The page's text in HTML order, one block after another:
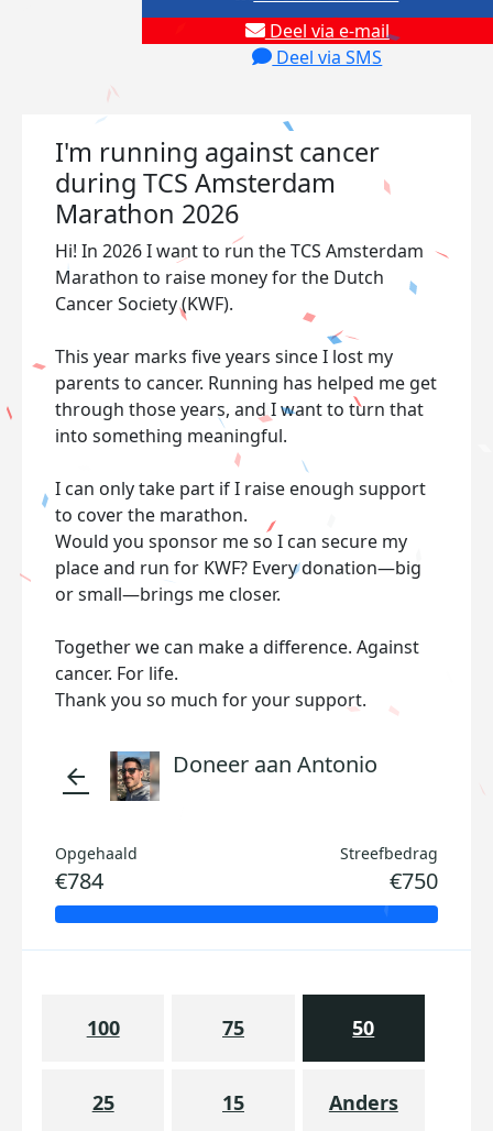
Deel via e-mail
Deel via SMS
I'm running against cancer
during TCS Amsterdam
Marathon 2026
Hi! In 2026 I want to run the TCS Amsterdam
Marathon to raise money for the Dutch
Cancer Society (KWF).
This year marks five years since I lost my
parents to cancer. Running has helped me get
through those years, and I want to turn that
into something meaningful.
I can only take part if I raise enough support
to cover the marathon.
Would you sponsor me so I can secure my
place and run for KWF? Every donation—big
or small—brings me closer.
Together we can make a difference. Against
cancer. For life.
Thank you so much for your support.
arrow_back Doneer aan Antonio
Opgehaald
€784
Streefbedrag
€750
100 75 50
25 15 Anders